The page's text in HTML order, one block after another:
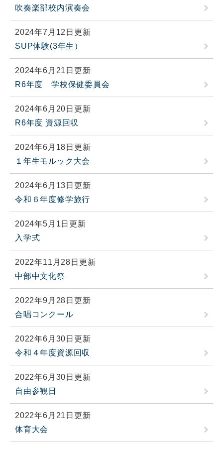
吹奏楽部校内演奏会
2024年7月12日更新
SUP体験(3年生）
2024年6月21日更新
R6年度 学校保健委員会
2024年6月20日更新
R6年度 資源回収
2024年6月18日更新
１年生モルック大会
2024年6月13日更新
令和６年度修学旅行
2024年5月1日更新
入学式
2022年11月28日更新
中部中文化祭
2022年9月28日更新
合唱コンクール
2022年6月30日更新
令和４年度資源回収
2022年6月30日更新
自由参観日
2022年6月21日更新
体育大会